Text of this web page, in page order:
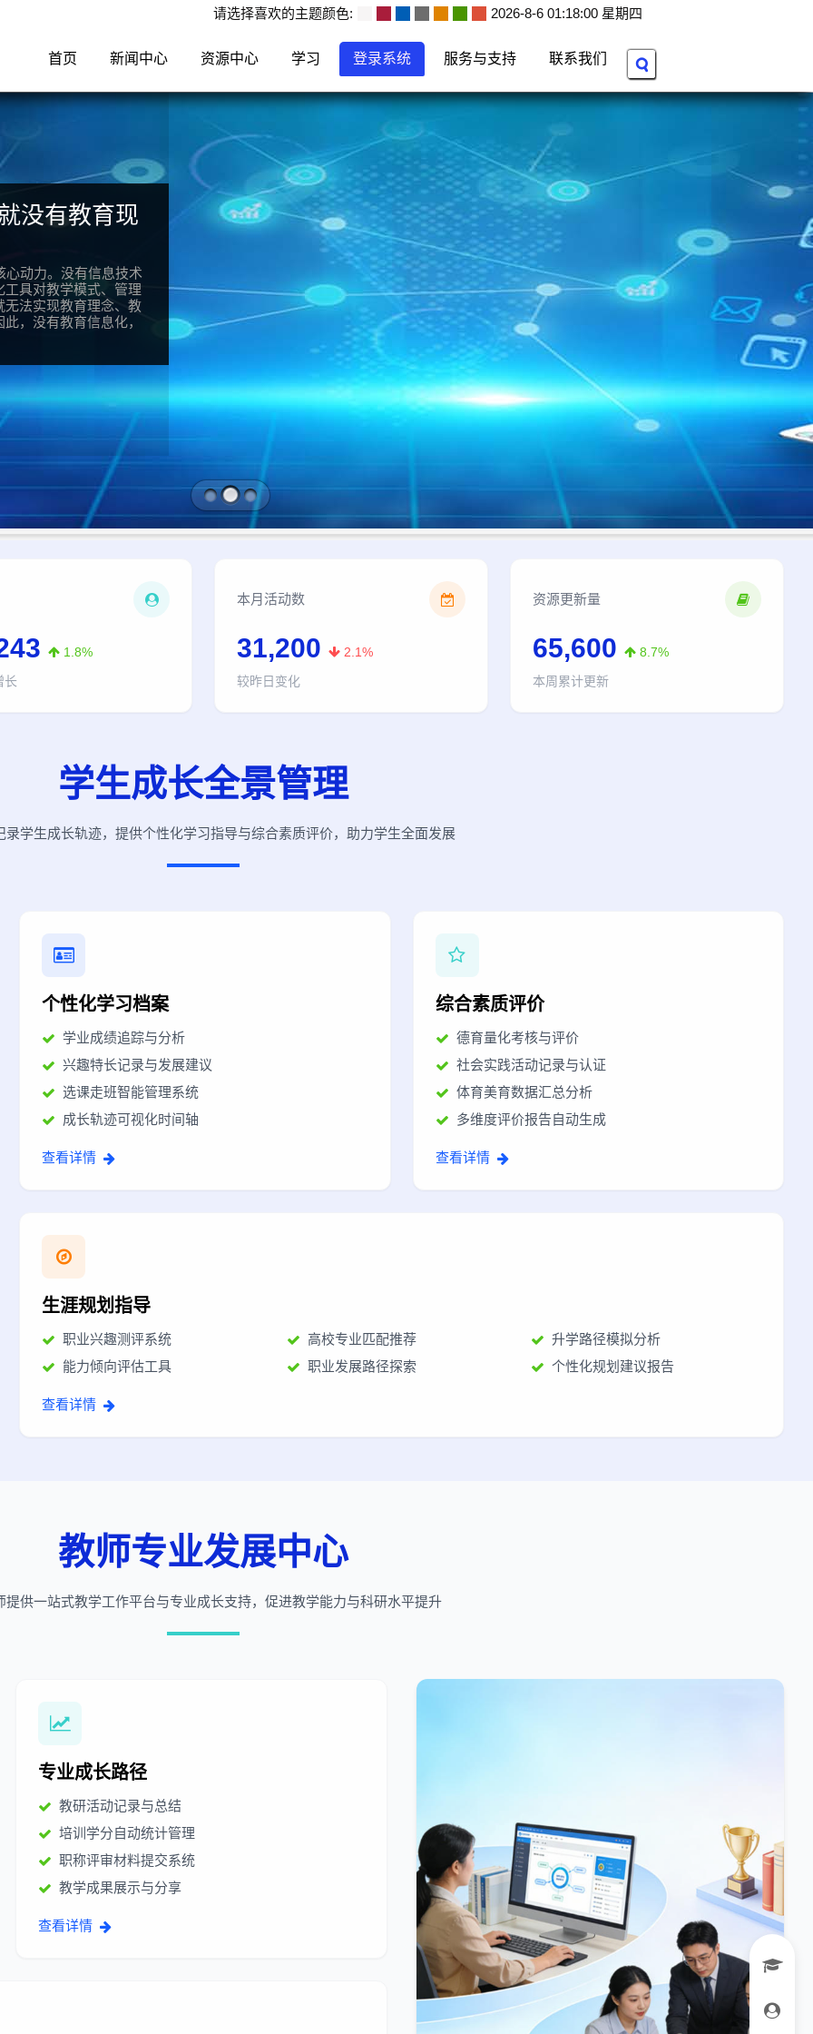
2026-8-6 01:18:02 星期四
请选择喜欢的主题颜色:
首页 新闻中心 资源中心 学习 登录系统 服务与支持 联系我们
没有教育现
动力。没有信息技术
具对教学模式、管理
无法实现教育理念、教
，没有教育信息化，
1.8%
长
本月活动数
31,200
2.1%
较昨日变化
资源更新量
65,600
8.7%
本周累计更新
学生成长全景管理
录学生成长轨迹，提供个性化学习指导与综合素质评价，助力学生全面发展
个性化学习档案
学业成绩追踪与分析
兴趣特长记录与发展建议
选课走班智能管理系统
成长轨迹可视化时间轴
查看详情
综合素质评价
德育量化考核与评价
社会实践活动记录与认证
体育美育数据汇总分析
多维度评价报告自动生成
查看详情
生涯规划指导
职业兴趣测评系统
能力倾向评估工具
高校专业匹配推荐
职业发展路径探索
升学路径模拟分析
个性化规划建议报告
查看详情
教师专业发展中心
提供一站式教学工作平台与专业成长支持，促进教学能力与科研水平提升
专业成长路径
教研活动记录与总结
培训学分自动统计管理
职称评审材料提交系统
教学成果展示与分享
查看详情